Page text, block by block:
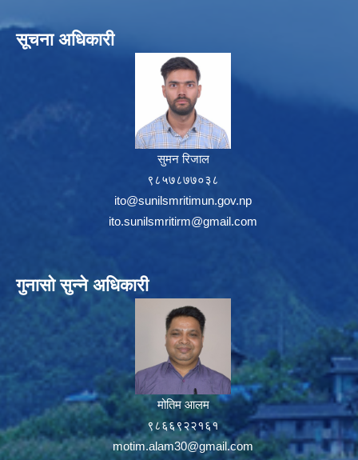
सूचना अधिकारी
सुमन रिजाल
९८५७८७७०३८
ito@sunilsmritimun.gov.np
ito.sunilsmritirm@gmail.com
गुनासो सुन्ने अधिकारी
मोतिम आलम
९८६६९२२१६१
motim.alam30@gmail.com